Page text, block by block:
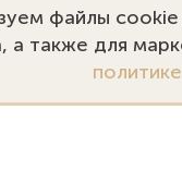
Как твердость
файлы cookie
а также для